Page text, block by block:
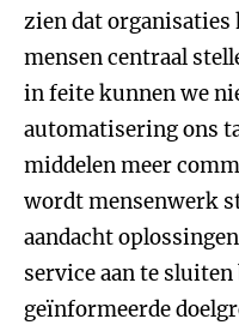
zien dat organisaties
mensen centraal
in feite kunnen we
automatisering ons
middelen meer
wordt mensenwerk
aandacht
service aan te
geïnformeerde